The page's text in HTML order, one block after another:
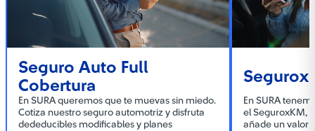
Seguro Auto Full
Cobertura
En SURA queremos que te muevas sin miedo.
Cotiza nuestro seguro automotriz y disfruta
dededucibles modificables y planes
En SURA
el SeguroxKM,
añade un valor